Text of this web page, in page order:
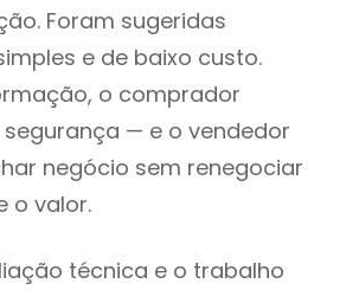
Foram sugeridas
e de baixo custo.
o comprador
— e o vendedor
negócio sem renegociar
o valor.
técnica e o trabalho